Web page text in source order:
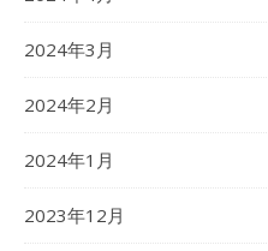
2024年3月
2024年2月
2024年1月
2023年12月